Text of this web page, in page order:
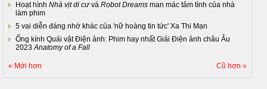
Hoạt hình Nhà vịt di cưvà Robot Dreams man mác tâm tình của nhà
làm phim
5 vai diễn đáng nhớ khác của 'nữ hoàng tin tức' Xa Thi Mạn
Ống kính Quái vật Điện ảnh: Phim hay nhất Giải Điện ảnh châu Âu
2023Anatomy of a Fall
« Mới hơn Cũ hơn »